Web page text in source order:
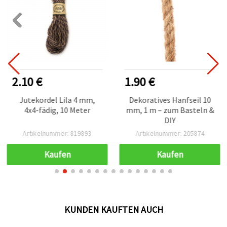
2.10 €
Jutekordel Lila 4 mm,
4x4-fädig, 10 Meter
Artikelnummer: 819893
Kaufen
1.90 €
Dekoratives Hanfseil 10
mm, 1 m – zum Basteln &
DIY
Artikelnummer: 205874
Kaufen
KUNDEN KAUFTEN AUCH